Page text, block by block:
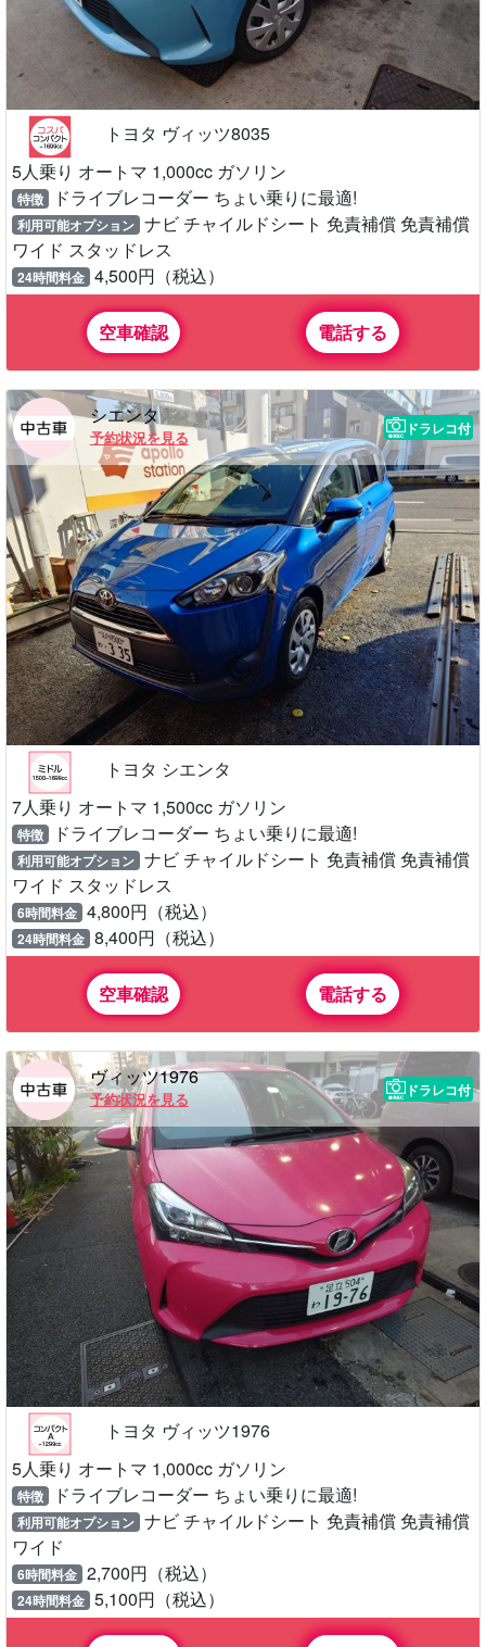
トヨタ ヴィッツ8035
5人乗り オートマ 1,000cc ガソリン
特徴 ドライブレコーダー ちょい乗りに最適!
利用可能オプション ナビ チャイルドシート 免責補償 免責補償
ワイド スタッドレス
24時間料金 4,500円（税込）
空車確認 電話する
シエンタ
予約状況を見る
ドラレコ付
トヨタ シエンタ
7人乗り オートマ 1,500cc ガソリン
特徴 ドライブレコーダー ちょい乗りに最適!
利用可能オプション ナビ チャイルドシート 免責補償 免責補償
ワイド スタッドレス
6時間料金 4,800円（税込）
24時間料金 8,400円（税込）
空車確認 電話する
ヴィッツ1976
予約状況を見る
ドラレコ付
トヨタ ヴィッツ1976
5人乗り オートマ 1,000cc ガソリン
特徴 ドライブレコーダー ちょい乗りに最適!
利用可能オプション ナビ チャイルドシート 免責補償 免責補償
ワイド
6時間料金 2,700円（税込）
24時間料金 5,100円（税込）